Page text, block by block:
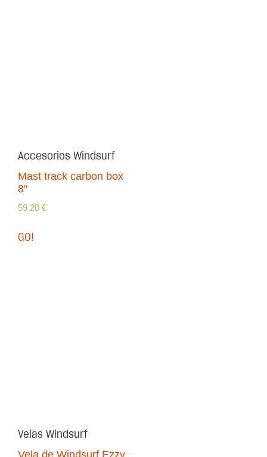
Accesorios Windsurf
Mast track carbon box
8″
59.20 €
GO!
Velas Windsurf
Vela de Windsurf Ezzy